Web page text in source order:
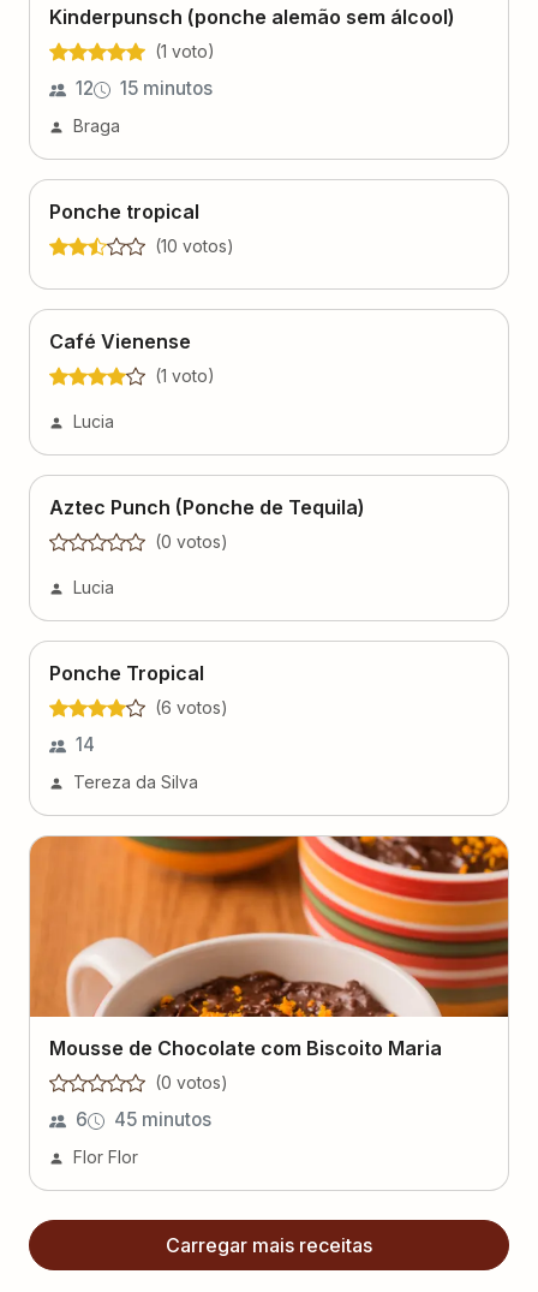
Kinderpunsch (ponche alemão sem álcool)
(1 voto)
12 15 minutos
Braga
Ponche tropical
(10 votos)
Café Vienense
(1 voto)
Lucia
Aztec Punch (Ponche de Tequila)
(0 votos)
Lucia
Ponche Tropical
(6 votos)
14
Tereza da Silva
Mousse de Chocolate com Biscoito Maria
(0 votos)
6 45 minutos
Flor Flor
Carregar mais receitas